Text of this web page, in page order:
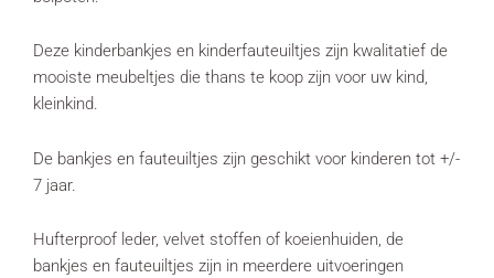
Deze kinderbankjes en kinderfauteuiltjes zijn kwalitatief de
mooiste meubeltjes die thans te koop zijn voor uw kind,
kleinkind.
De bankjes en fauteuiltjes zijn geschikt voor kinderen tot +/-
7 jaar.
Hufterproof leder, velvet stoffen of koeienhuiden, de
bankjes en fauteuiltjes zijn in meerdere uitvoeringen